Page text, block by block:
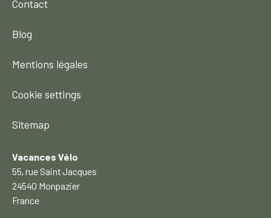
Contact
Blog
Mentions légales
Cookie settings
Sitemap
Vacances Vélo
55, rue Saint Jacques
24540 Monpazier
France